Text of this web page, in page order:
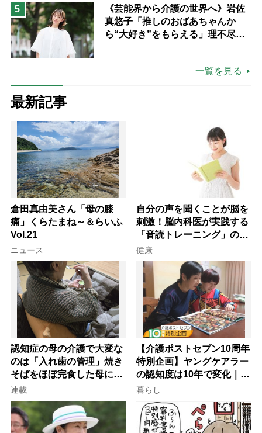
5
《芸能界から介護の世界へ》岩佐
真悠子「推しのおばあちゃんか
ら“大好き”をもらえる」理不尽さ
一覧を見る
最新記事
倉田真由美さん「母の膝
痛」くらたまね～＆らいふ
Vol.21
ニュース
自分の声を聞くことが脳を
刺激！脳内科医が実践する
「音読トレーニング」の極
意
健康
認知症の母の介護で大変な
のは「入れ歯の管理」焼き
そばをほぼ完食した母に息
子が血の気が引いた理由
連載
【介護ポストセブン10周年
特別企画】ヤングケアラー
の認知度は10年で変化｜流
行語大賞にノミネート、法
律にも明記されたが果たし
て現在は？
暮らし